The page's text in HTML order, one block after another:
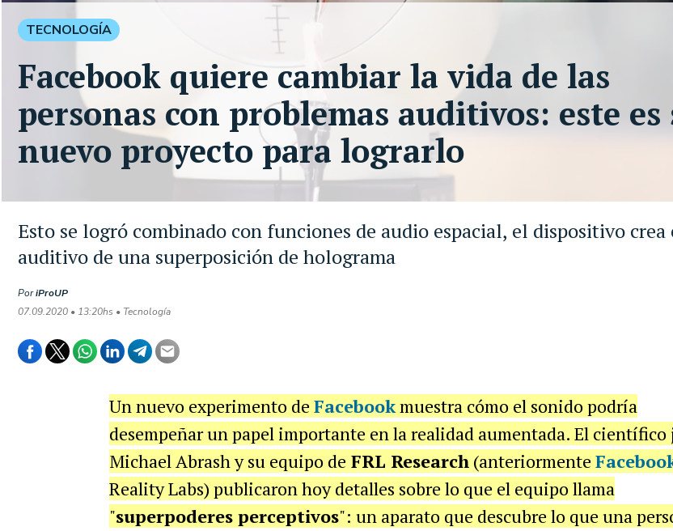
Esto se logró combinado con funciones de audio espacial, el dispositivo
auditivo de una superposición de holograma
PoriProUP
07.09.2020 • 13:20hs • Tecnología
TECNOLOGÍA
Facebook quiere cambiar la vida de las
personas con problemas auditivos: este es
nuevo proyecto para lograrlo
Un nuevo experimento de Facebookmuestra cómo el sonido podría
desempeñar un papel importante en la realidad aumentada. El científico
Michael Abrash y su equipo de FRL Research(anteriormente
Reality Labs) publicaron hoy detalles sobre lo que el equipo llama
"superpoderes perceptivos": un aparato que descubre lo que una